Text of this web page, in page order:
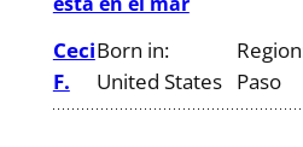
Ceci
F.
Born in:
United States Paso